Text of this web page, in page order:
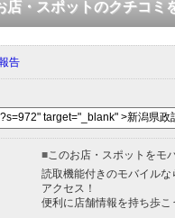
店・スポットのクチコミ
告
■ このお店・スポットをモ
読取機能付きのモバイル
アクセス！
便利に店舗情報を持ち歩こ